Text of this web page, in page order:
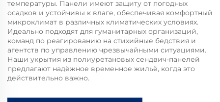
температуры. Панели имеют защиту от погодных
осадков и устойчивы к влаге, обеспечивая комфортный
микроклимат в различных климатических условиях.
Идеально подходят для гуманитарных организаций,
команд по реагированию на стихийные бедствия и
агентств по управлению чрезвычайными ситуациями.
Наши укрытия из полиуретановых сендвич-панелей
предлагают надёжное временное жильё, когда это
действительно важно.